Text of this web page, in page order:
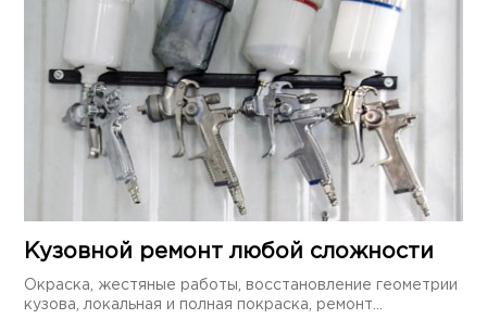
Кузовной ремонт любой сложности
Окраска, жестяные работы, восстановление геометрии
кузова, локальная и полная покраска, ремонт...